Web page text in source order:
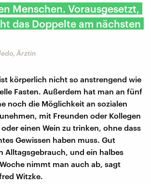
Menschen. Vorausgesetzt,
das Doppelte am nächsten
Ärztin
körperlich nicht so anstrengend wie
Fasten. Außerdem hat man an fünf
noch die Möglichkeit an sozialen
mit Freunden oder Kollegen
einen Wein zu trinken, ohne dass
Gewissen haben muss. Gut
Alltagsgebrauch, und ein halbes
nimmt man auch ab, sagt
Witzke.